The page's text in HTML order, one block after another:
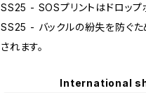
SS25 - SOSプリントはドロップ
SS25 - バックルの紛失を防ぐた
されます。
International